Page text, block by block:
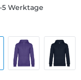
Werktage